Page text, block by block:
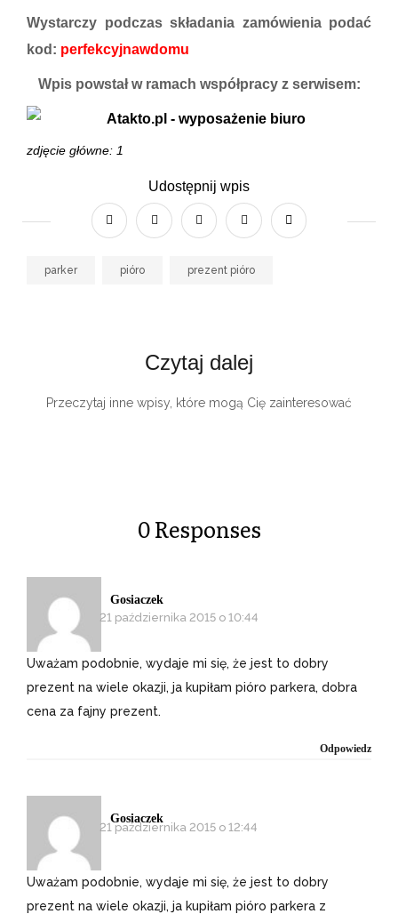
Wystarczy podczas składania zamówienia podać
kod: perfekcyjnawdomu
Wpis powstał w ramach współpracy z serwisem:
zdjęcie główne: 1
Udostępnij wpis
parker pióro prezent pióro
Czytaj dalej
Przeczytaj inne wpisy, które mogą Cię zainteresować
0 Responses
Gosiaczek
21 października 2015 o 10:44
Uważam podobnie, wydaje mi się, że jest to dobry
prezent na wiele okazji, ja kupiłam pióro parkera, dobra
cena za fajny prezent.
Odpowiedz
Gosiaczek
21 października 2015 o 12:44
Uważam podobnie, wydaje mi się, że jest to dobry
prezent na wiele okazji, ja kupiłam pióro parkera z